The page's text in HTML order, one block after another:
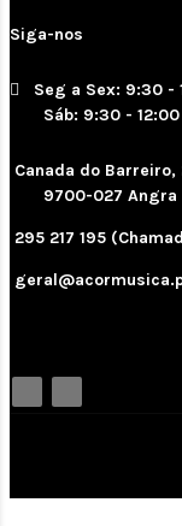
Siga-nos
Seg a Sex: 9:30 -
Sáb: 9:30 - 12:00
Canada do Barreiro,
9700-027 Angra
295 217 195